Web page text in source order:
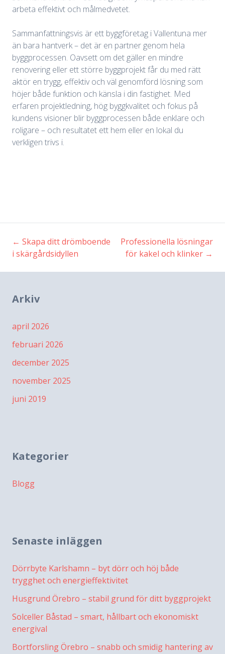
arbeta effektivt och målmedvetet.
Sammanfattningsvis är ett byggföretag i Vallentuna mer
än bara hantverk – det är en partner genom hela
byggprocessen. Oavsett om det gäller en mindre
renovering eller ett större byggprojekt får du med rätt
aktör en trygg, effektiv och väl genomförd lösning som
höjer både funktion och känsla i din fastighet. Med
erfaren projektledning, hög byggkvalitet och fokus på
kundens visioner blir byggprocessen både enklare och
roligare – och resultatet ett hem eller en lokal du
verkligen trivs i.
Inläggsnavigering
← Skapa ditt drömboende
i skärgårdsidyllen
Professionella lösningar
för kakel och klinker →
Arkiv
april 2026
februari 2026
december 2025
november 2025
juni 2019
Kategorier
Blogg
Senaste inläggen
Dörrbyte Karlshamn – byt dörr och höj både
trygghet och energieffektivitet
Husgrund Örebro – stabil grund för ditt byggprojekt
Solceller Båstad – smart, hållbart och ekonomiskt
energival
Bortforsling Örebro – snabb och smidig hantering av